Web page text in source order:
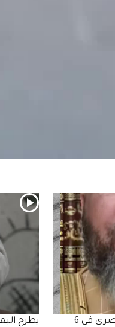
وكأن 7 أكتوبر أكمل انتصار الجيش المصري في 6
يطرح